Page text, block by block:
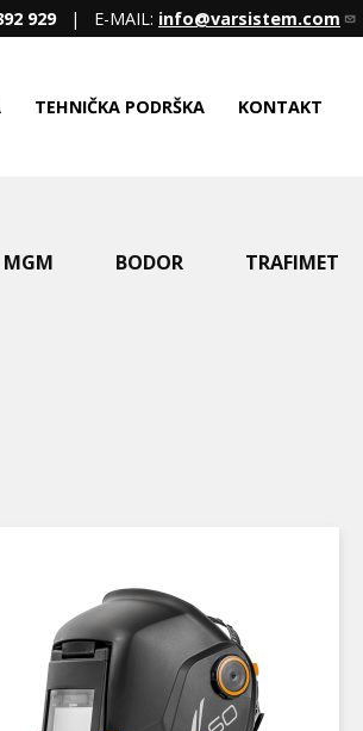
929| E-MAIL: info@varsistem.com
TEHNIČKA PODRŠKA KONTAKT
MGM BODOR TRAFIMET